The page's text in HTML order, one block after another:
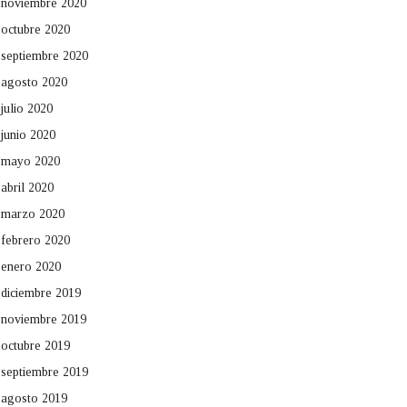
noviembre 2020
octubre 2020
septiembre 2020
agosto 2020
julio 2020
junio 2020
mayo 2020
abril 2020
marzo 2020
febrero 2020
enero 2020
diciembre 2019
noviembre 2019
octubre 2019
septiembre 2019
agosto 2019